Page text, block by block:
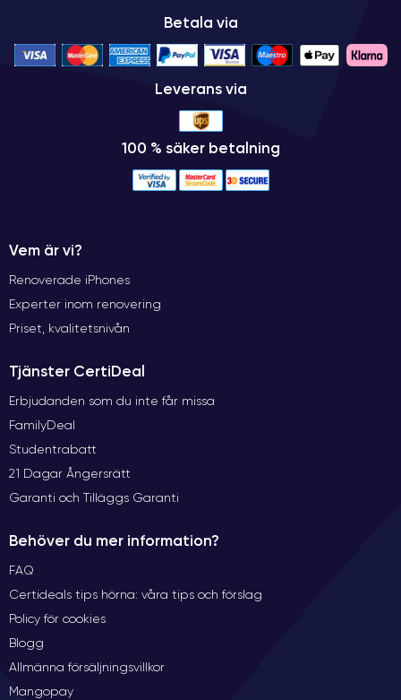
Betala via
Leverans via
100 % säker betalning
Vem är vi?
Renoverade iPhones
Experter inom renovering
Priset, kvalitetsnivån
Tjänster CertiDeal
Erbjudanden som du inte får missa
FamilyDeal
Studentrabatt
21 Dagar Ångersrätt
Garanti och Tilläggs Garanti
Behöver du mer information?
FAQ
Certideals tips hörna: våra tips och förslag
Policy för cookies
Blogg
Allmänna försäljningsvillkor
Mangopay